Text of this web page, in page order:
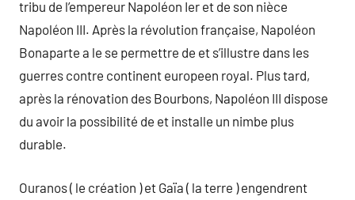
tribu de l’empereur Napoléon Ier et de son nièce
Napoléon III. Après la révolution française, Napoléon
Bonaparte a le se permettre de et s’illustre dans les
guerres contre continent europeen royal. Plus tard,
après la rénovation des Bourbons, Napoléon III dispose
du avoir la possibilité de et installe un nimbe plus
durable.
Ouranos ( le création ) et Gaïa ( la terre ) engendrent